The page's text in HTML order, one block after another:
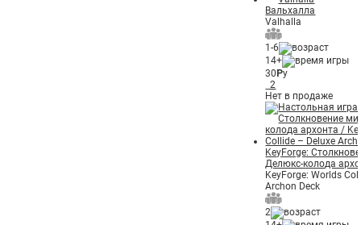
Вальхалла
Valhalla
1-6
14+
30 Ру
2
Нет в продаже
KeyForge:
Делюкс-колода
KeyForge: Worlds
Archon Deck
2